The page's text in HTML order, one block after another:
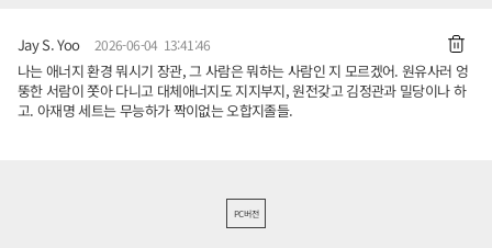
Jay S. Yoo 2026-06-04 13:41:46
나는 애너지 환경 뭐시기 장관, 그 사람은 뭐하는 사람인 지 모르겠어. 원유사러 엉
뚱한 서람이 쫏아 다니고 대체애너지도 지지부지, 원전갖고 김정관과 밀당이나 하
고. 아재명 세트는 무능하가 짝이없는 오합지졸들.
PC버전